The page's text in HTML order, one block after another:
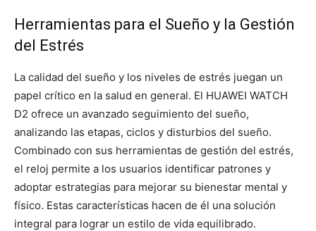
Herramientas para el Sueño y la Gestión
del Estrés
La calidad del sueño y los niveles de estrés juegan un
papel crítico en la salud en general. El HUAWEI WATCH
D2 ofrece un avanzado seguimiento del sueño,
analizando las etapas, ciclos y disturbios del sueño.
Combinado con sus herramientas de gestión del estrés,
el reloj permite a los usuarios identificar patrones y
adoptar estrategias para mejorar su bienestar mental y
físico. Estas características hacen de él una solución
integral para lograr un estilo de vida equilibrado.